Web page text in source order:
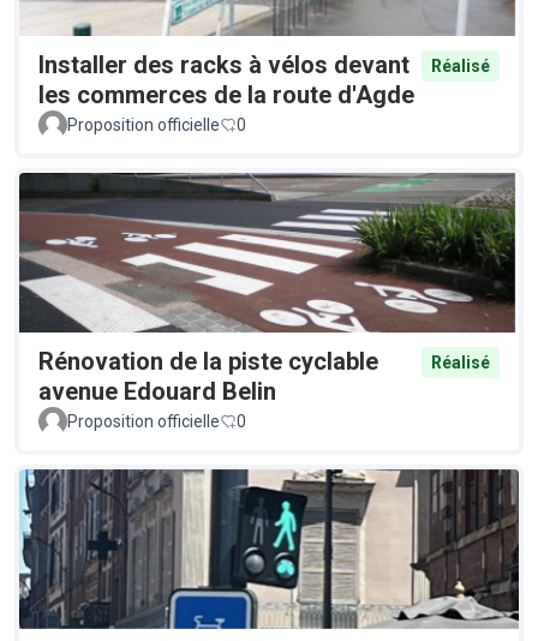
Installer des racks à vélos devant
les commerces de la route d'Agde
Réalisé
Proposition officielle 0
Rénovation de la piste cyclable
avenue Edouard Belin
Réalisé
Proposition officielle 0